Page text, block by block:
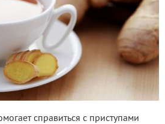
справиться с приступами